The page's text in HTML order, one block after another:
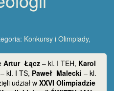
Konkursy i Olimpiady,
Artur Łącz – kl. I TEH, Karol
– kl. I TS, Paweł Malecki – kl.
udział w XXVI Olimpiadzie